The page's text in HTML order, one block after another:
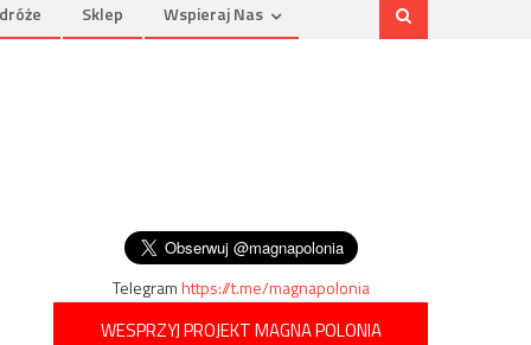
Sklep Wspieraj Nas
Telegramhttps://t.me/magnapolonia
WESPRZYJ PROJEKT MAGNA POLONIA